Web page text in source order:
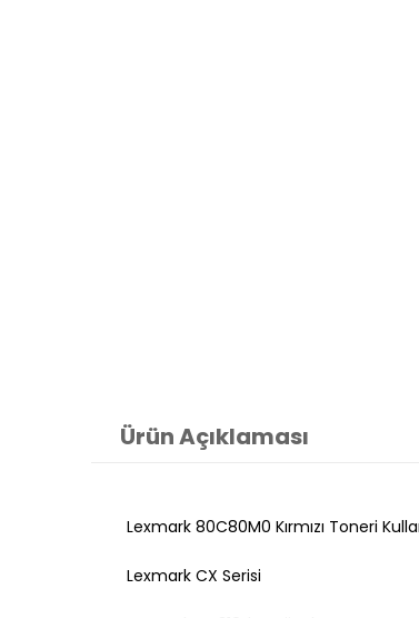
Ürün Açıklaması
Lexmark 80C80M0 Kırmızı Toneri
Lexmark CX Serisi